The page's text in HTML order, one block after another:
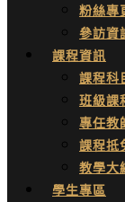
粉絲專
參訪資
課程資訊
課程科
班級課
專任教
課程抵
教學大
學生專區